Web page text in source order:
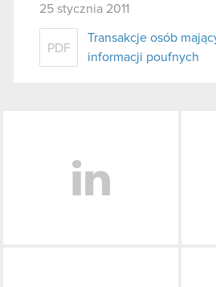
25 stycznia 2011
PDF
Transakcje osób
informacji poufnych